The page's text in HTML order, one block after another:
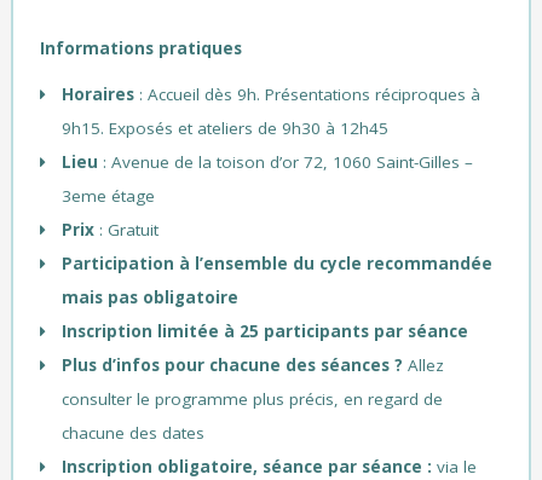
Informations pratiques
Horaires : Accueil dès 9h. Présentations réciproques à
9h15. Exposés et ateliers de 9h30 à 12h45
Lieu : Avenue de la toison d’or 72, 1060 Saint-Gilles –
3eme étage
Prix : Gratuit
Participation à l’ensemble du cycle recommandée
mais pas obligatoire
Inscription limitée à 25 participants par séance
Plus d’infos pour chacune des séances ? Allez
consulter le programme plus précis, en regard de
chacune des dates
Inscription obligatoire, séance par séance : via le